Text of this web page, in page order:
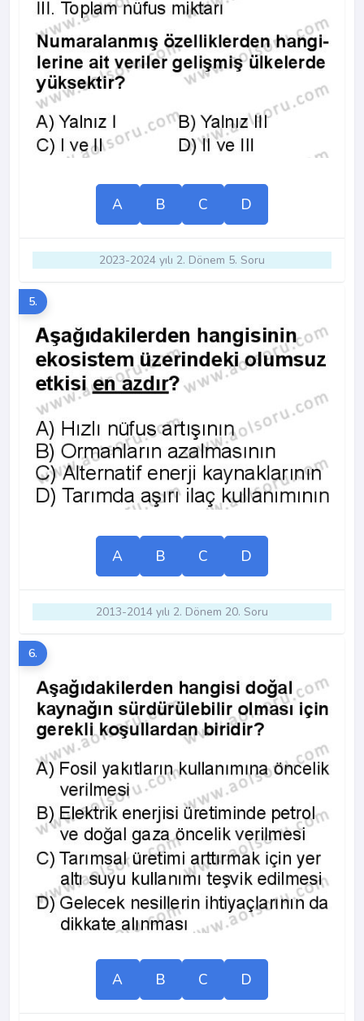
A B C D
2023-2024 yılı 2. Dönem 5. Soru
5.
A B C D
2013-2014 yılı 2. Dönem 20. Soru
6.
A B C D